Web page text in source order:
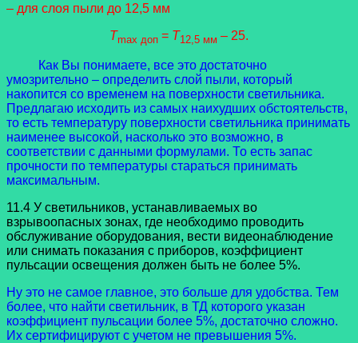
– для слоя пыли до 12,5 мм
Tmax доп = T12,5 мм – 25.
Как Вы понимаете, все это достаточно
умозрительно – определить слой пыли, который
накопится со временем на поверхности светильника.
Предлагаю исходить из самых наихудших обстоятельств,
то есть температуру поверхности светильника принимать
наименее высокой, насколько это возможно, в
соответствии с данными формулами. То есть запас
прочности по температуры стараться принимать
максимальным.
11.4 У светильников, устанавливаемых во
взрывоопасных зонах, где необходимо проводить
обслуживание оборудования, вести видеонаблюдение
или снимать показания с приборов, коэффициент
пульсации освещения должен быть не более 5%.
Ну это не самое главное, это больше для удобства. Тем
более, что найти светильник, в ТД которого указан
коэффициент пульсации более 5%, достаточно сложно.
Их сертифицируют с учетом не превышения 5%.